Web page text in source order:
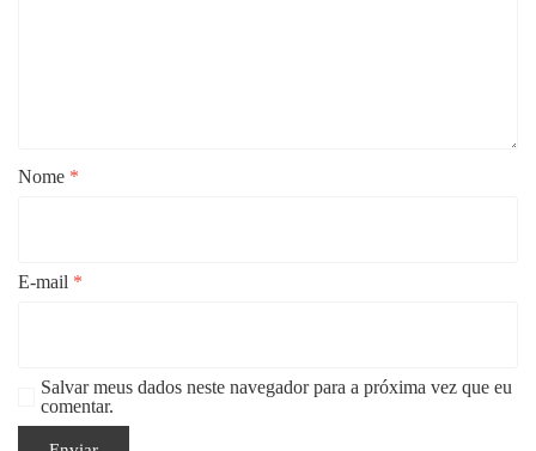
Nome *
E-mail *
Salvar meus dados neste navegador para a próxima vez que eu
comentar.